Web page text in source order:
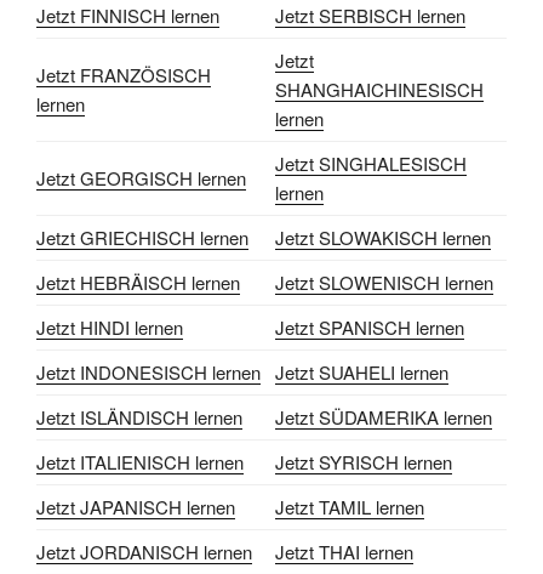
Jetzt FINNISCH lernen
Jetzt SERBISCH lernen
Jetzt FRANZÖSISCH
lernen
Jetzt
SHANGHAICHINESISCH
lernen
Jetzt GEORGISCH lernen
Jetzt SINGHALESISCH
lernen
Jetzt GRIECHISCH lernen
Jetzt SLOWAKISCH lernen
Jetzt HEBRÄISCH lernen
Jetzt SLOWENISCH lernen
Jetzt HINDI lernen
Jetzt SPANISCH lernen
Jetzt INDONESISCH lernen Jetzt SUAHELI lernen
Jetzt ISLÄNDISCH lernen
Jetzt SÜDAMERIKA lernen
Jetzt ITALIENISCH lernen
Jetzt SYRISCH lernen
Jetzt JAPANISCH lernen
Jetzt TAMIL lernen
Jetzt JORDANISCH lernen
Jetzt THAI lernen